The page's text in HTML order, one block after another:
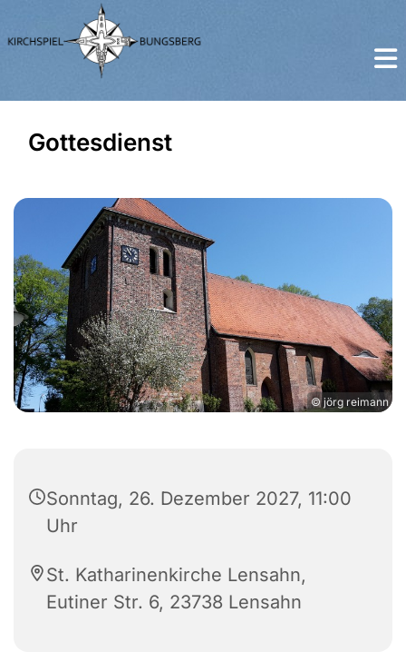
Gottesdienst
© jörg reimann
Sonntag, 26. Dezember 2027, 11:00
Uhr
St. Katharinenkirche Lensahn,
Eutiner Str. 6, 23738 Lensahn